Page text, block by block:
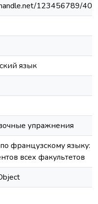
123456789/408
язык
упражнения
французскому языку:
всех факультетов